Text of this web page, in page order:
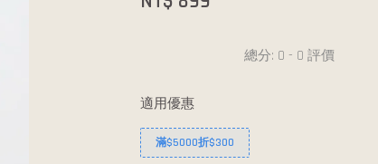
總分: 0 - 0 評價
適用優惠
滿$5000折$300